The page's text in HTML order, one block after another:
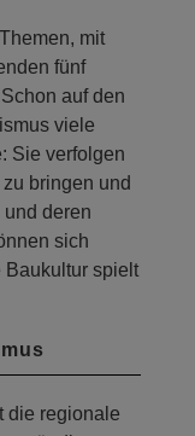
mit
fünf
auf den
viele
Sie verfolgen
bringen und
deren
sich
spielt
die regionale